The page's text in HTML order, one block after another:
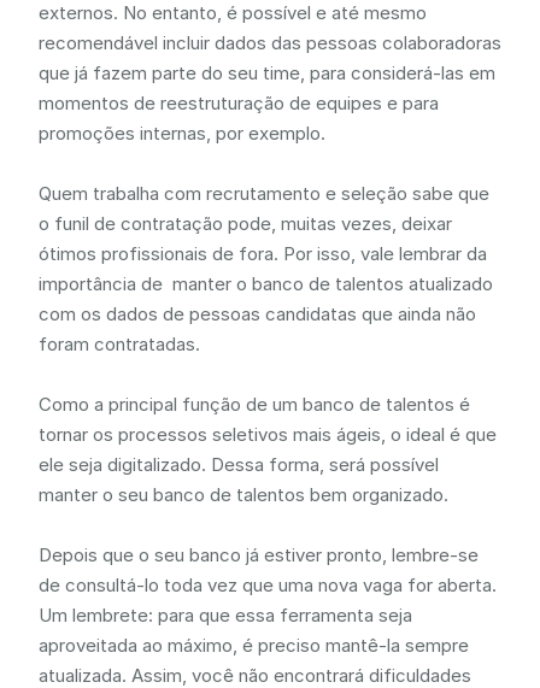
externos. No entanto, é possível e até mesmo
recomendável incluir dados das pessoas colaboradoras
que já fazem parte do seu time, para considerá-las em
momentos de reestruturação de equipes e para
promoções internas, por exemplo.
Quem trabalha com recrutamento e seleção sabe que
o funil de contratação pode, muitas vezes, deixar
ótimos profissionais de fora. Por isso, vale lembrar da
importância de manter o banco de talentos atualizado
com os dados de pessoas candidatas que ainda não
foram contratadas.
Como a principal função de um banco de talentos é
tornar os processos seletivos mais ágeis, o ideal é que
ele seja digitalizado. Dessa forma, será possível
manter o seu banco de talentos bem organizado.
Depois que o seu banco já estiver pronto, lembre-se
de consultá-lo toda vez que uma nova vaga for aberta.
Um lembrete: para que essa ferramenta seja
aproveitada ao máximo, é preciso mantê-la sempre
atualizada. Assim, você não encontrará dificuldades